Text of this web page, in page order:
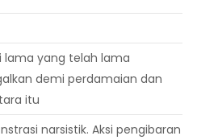
lama yang telah lama
demi perdamaian dan
itu
narsistik. Aksi pengibaran